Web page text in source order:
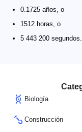
0.1725 años, o
1512 horas, o
5 443 200 segundos.
Biología
Construcción